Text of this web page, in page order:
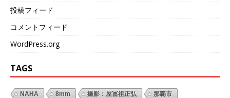
投稿フィード
コメントフィード
WordPress.org
TAGS
NAHA 8mm 撮影：屋冨祖正弘 那覇市